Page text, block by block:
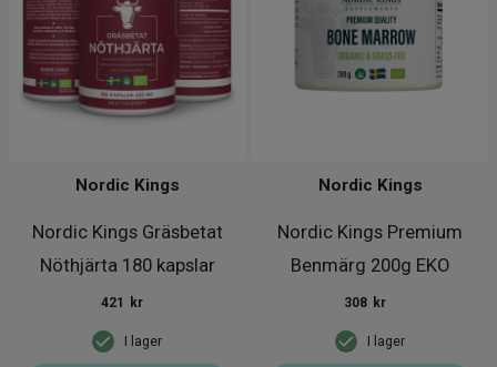
Nordic Kings Gräsbetat
Nöthjärta 180 kapslar
Nordic Kings
I lager
421 kr
Nordic Kings Premium
Benmärg 200g EKO
Nordic Kings
I lager
308 kr